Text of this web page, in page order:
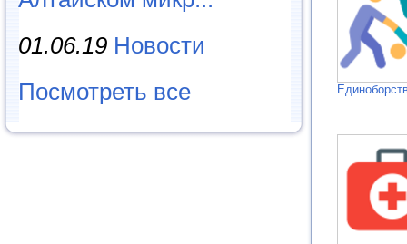
01.06.19 Новости
Посмотреть все